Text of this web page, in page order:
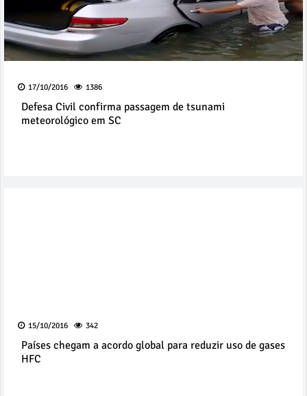
17/10/2016 1386
Defesa Civil confirma passagem de tsunami
meteorológico em SC
15/10/2016 342
Países chegam a acordo global para reduzir uso de gases
HFC